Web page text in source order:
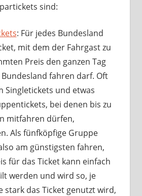
sind:
: Für jedes Bundesland
mit dem der Fahrgast zu
Preis den ganzen Tag
fahren darf. Oft
Singletickets und etwas
bei denen bis zu
mitfahren dürfen,
Als fünfköpfige Gruppe
am günstigsten fahren,
für das Ticket kann einfach
werden und wird so, je
stark das Ticket genutzt wird,